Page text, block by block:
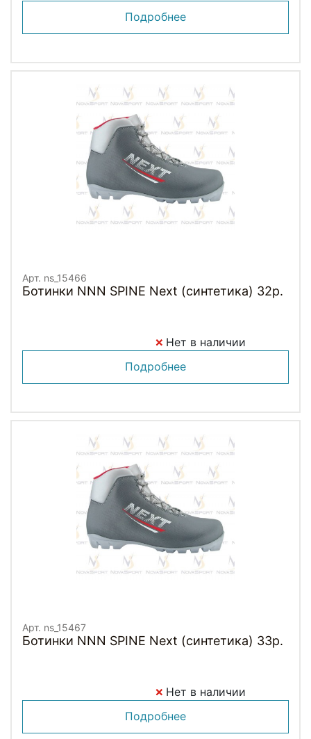
Подробнее
Арт. ns_15466
Ботинки NNN SPINE Next (синтетика) 32р.
Нет в наличии
Подробнее
Арт. ns_15467
Ботинки NNN SPINE Next (синтетика) 33р.
Нет в наличии
Подробнее